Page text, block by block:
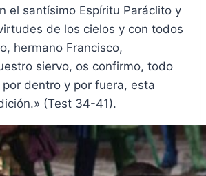
el santísimo Espíritu Paráclito y
de los cielos y con todos
hermano Francisco,
siervo, os confirmo, todo
dentro y por fuera, esta
(Test 34-41).